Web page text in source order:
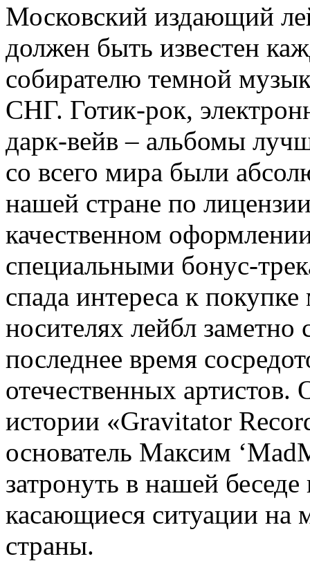
Московский издающий
должен быть известен
собирателю темной
СНГ. Готик-рок,
дарк-вейв – альбомы
со всего мира были
нашей стране по
качественном
специальными бонус-
спада интереса к
носителях лейбл заметно
последнее время
отечественных
истории «Gravitator
основатель Максим
затронуть в нашей
касающиеся ситуации
страны.